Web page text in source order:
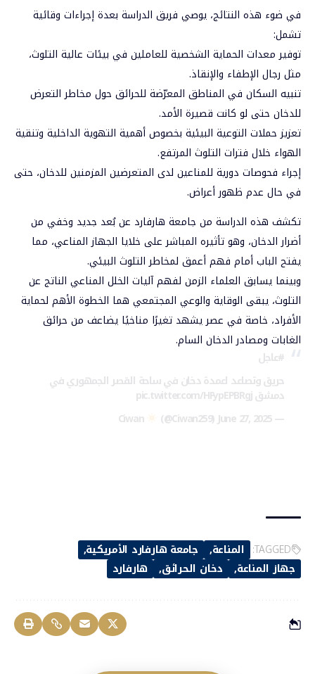
في ضوء هذه النتائج، يوصي فريق الدراسة بعدة إجراءات وقائية
تشمل:
توفير معدات الحماية الشخصية للعاملين في بيئات عالية التلوث،
مثل رجال الإطفاء والإنقاذ.
تنبيه السكان في المناطق المعرّضة للحرائق حول مخاطر التعرض
للدخان حتى لو كانت قصيرة الأمد.
تعزيز حملات التوعية البيئية بخصوص أهمية التهوية الداخلية وتنقية
الهواء خلال فترات التلوث المرتفع.
إجراء فحوصات دورية للمناعين لدى المتعرضين المزمنين للدخان، حتى
في حال عدم ظهور أعراض.
تكشف هذه الدراسة من جامعة هارفارد عن بُعد جديد وخفي من
أضرار الدخان، وهو تأثيره المباشر على خلايا الجهاز المناعي، مما
يفتح الباب أمام فهم أعمق لمخاطر التلوث البيئي.
وبينما يسابق العلماء الزمن لفهم آليات الخلل المناعي الناتج عن
التلوث، يبقى الوقاية والوعي المجتمعي هما الخطوة الأهم لحماية
الأفراد، خاصة في عصر يشهد تغيرًا مناخيًا يضاعف من حرائق
الغابات ومصادر الدخان السام.
#عاجل
حريق وتصاعد اعمدة دخان في ساحة القصر الجمهوري في
دمشقpic.twitter.com/HFypEPBRgj
— Ciwan
(@Ciwan259)June 27, 2025
TAGGED: المناعة
جامعة هارفارد الأمريكية
جهاز المناعة
دخان الحرائق هارفارد